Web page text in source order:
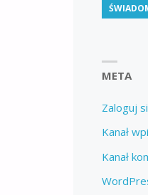
META
Zaloguj
Kanał
Kanał